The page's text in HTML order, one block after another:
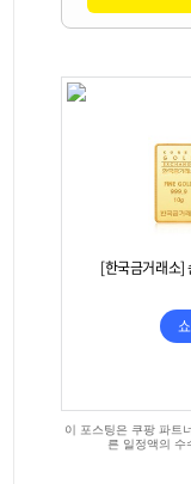
이 포스팅은 쿠팡 파트
른 일정액의 수